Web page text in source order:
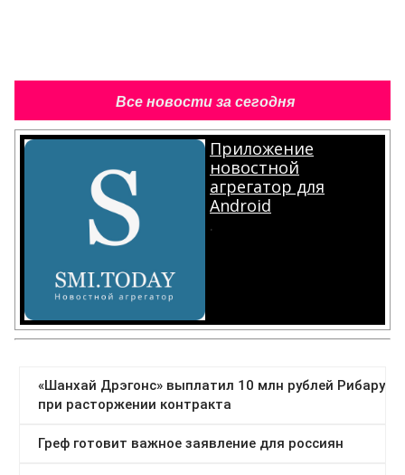
Все новости за сегодня
Приложение
новостной
агрегатор для
Android
.